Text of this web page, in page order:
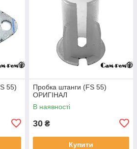
55)
Пробка штанги (FS 55)
ОРИГІНАЛ
В наявності
30 ₴
Купити